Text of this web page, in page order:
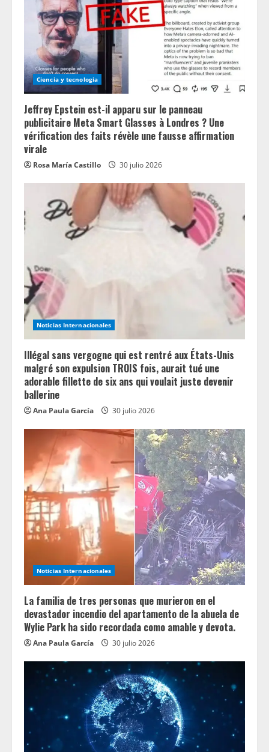
Ciencia y tecnologia
Jeffrey Epstein est-il apparu sur le panneau
publicitaire Meta Smart Glasses à Londres ? Une
vérification des faits révèle une fausse affirmation
virale
Rosa María Castillo 30 julio 2026
Noticias Internacionales
Illégal sans vergogne qui est rentré aux États-Unis
malgré son expulsion TROIS fois, aurait tué une
adorable fillette de six ans qui voulait juste devenir
ballerine
Ana Paula García 30 julio 2026
Noticias Internacionales
La familia de tres personas que murieron en el
devastador incendio del apartamento de la abuela de
Wylie Park ha sido recordada como amable y devota.
Ana Paula García 30 julio 2026